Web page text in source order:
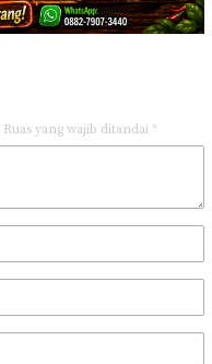
Ruas yang wajib ditandai *